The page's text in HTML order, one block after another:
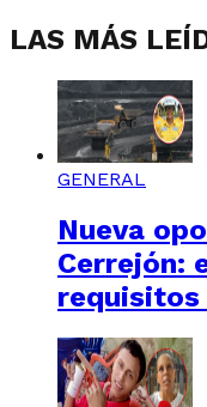
LAS MÁS
GENERAL
Nueva
Cerrejón:
requisitos